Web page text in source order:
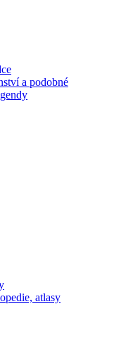
a podobné
atlasy